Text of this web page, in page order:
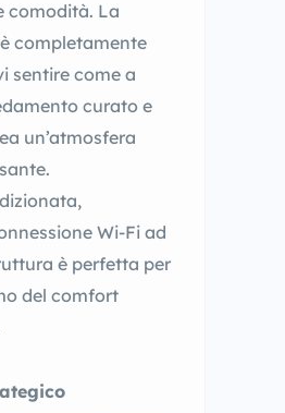
comodità. La
completamente
sentire come a
curato e
un’atmosfera
Wi-Fi ad
è perfetta per
del comfort